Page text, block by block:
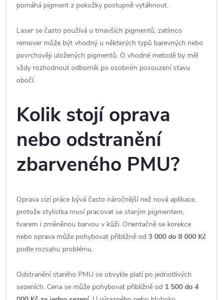
pomáhá pigment z pokožky postupně vytáhnout.
Laser se často používá u tmavších pigmentů, zatímco
remover může být vhodný u některých typů barevných nebo
povrchověji uložených pigmentů. O vhodné metodě by měl
vždy rozhodnout odborník po osobním posouzení stavu
obočí.
Kolik stojí oprava
nebo odstranění
zbarveného PMU?
Oprava cizí práce bývá často náročnější než nová aplikace,
protože stylistka musí pracovat se starým pigmentem,
tvarem i změněnou barvou v kůži. Orientačně se korekce
nebo oprava může pohybovat přibližně od 3 000 do 8 000 Kč
podle rozsahu problému.
Odstranění starého PMU se obvykle platí po jednotlivých
sezeních. Cena se může pohybovat přibližně od 1 500 do 4